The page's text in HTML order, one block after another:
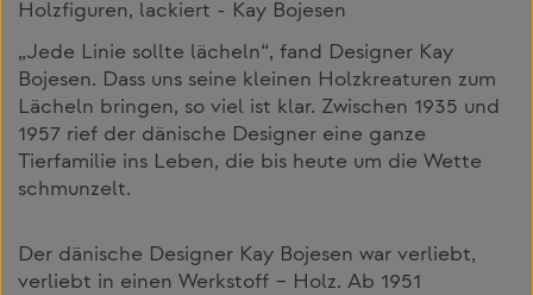
Holzfiguren, lackiert - Kay Bojesen
„Jede Linie sollte lächeln“, fand Designer Kay
Bojesen. Dass uns seine kleinen Holzkreaturen zum
Lächeln bringen, so viel ist klar. Zwischen 1935 und
1957 rief der dänische Designer eine ganze
Tierfamilie ins Leben, die bis heute um die Wette
schmunzelt.
Der dänische Designer Kay Bojesen war verliebt,
verliebt in einen Werkstoff – Holz. Ab 1951